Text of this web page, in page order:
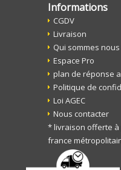
Informations
CGDV
Livraison
Qui sommes nous
Espace Pro
plan de réponse
Politique de
Loi AGEC
Nous contacter
* livraison offerte à
france